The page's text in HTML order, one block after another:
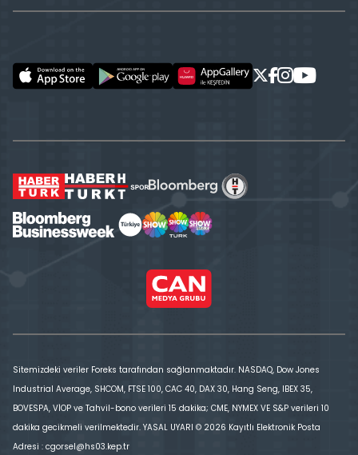
Sitemizdeki veriler Foreks tarafından sağlanmaktadır. NASDAQ, Dow Jones
Industrial Average, SHCOM, FTSE 100, CAC 40, DAX 30, Hang Seng, IBEX 35,
BOVESPA, VİOP ve Tahvil-bono verileri 15 dakika; CME, NYMEX VE S&P verileri 10
dakika gecikmeli verilmektedir. YASAL UYARI © 2026 Kayıtlı Elektronik Posta
Adresi : cgorsel@hs03.kep.tr